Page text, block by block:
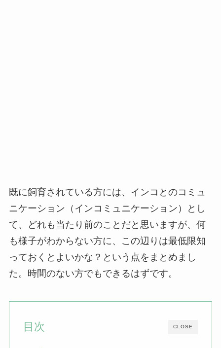
既に飼育されている方には、インコとのコミュ
ニケーション（インコミュニケーション）とし
て、どれも当たり前のことだと思いますが、何
も様子がわからない方に、この辺りは最低限知
っておくとよいかな？という点をまとめまし
た。時間のない方でもできるはずです。
CLOSE
目次